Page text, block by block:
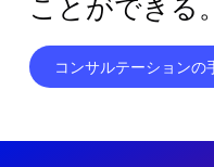
ことができる。
コンサルテーションの